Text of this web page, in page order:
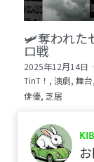
🛩️奪われた
ロ戦
2025年12月14日 ·
TinT！, 演劇, 舞台,
俳優, 芝居